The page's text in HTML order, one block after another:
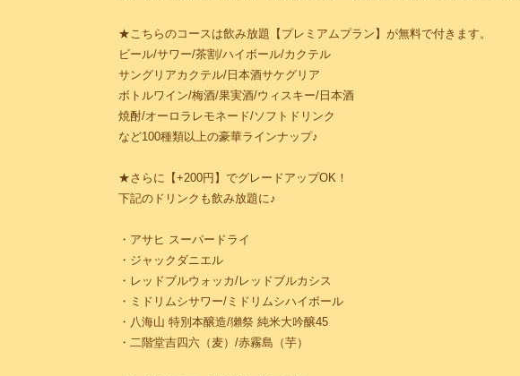
★こちらのコースは飲み放題【プレミアムプラン】が無料で付きます。
ビール/サワー/茶割/ハイボール/カクテル
サングリアカクテル/日本酒サケグリア
ボトルワイン/梅酒/果実酒/ウィスキー/日本酒
焼酎/オーロラレモネード/ソフトドリンク
など100種類以上の豪華ラインナップ♪
★さらに【+200円】でグレードアップOK！
下記のドリンクも飲み放題に♪
・アサヒ スーパードライ
・ジャックダニエル
・レッドブルウォッカ/レッドブルカシス
・ミドリムシサワー/ミドリムシハイボール
・八海山 特別本醸造/獺祭 純米大吟醸45
・二階堂吉四六（麦）/赤霧島（芋）